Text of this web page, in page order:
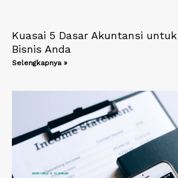
Kuasai 5 Dasar Akuntansi
Bisnis Anda
Selengkapnya »